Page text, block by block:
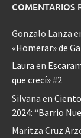
COMENTARIOS
Gonzalo Lanza
«Homerar» de
Laura en
que crecí» #2
Silvana en
2024: “Barrio
Maritza Cruz